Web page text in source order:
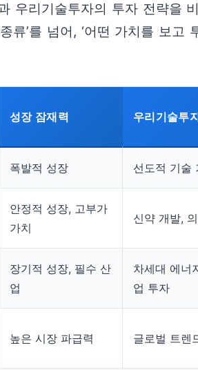
우리기술투자의 투자 전략을
류’를 넘어, ‘어떤 가치를 보고
성장 잠재력 우리기술투
폭발적 성장 선도적 기술
안정적 성장, 고부가
가치
신약 개발,
장기적 성장, 필수 산
업
차세대 에너
업 투자
높은 시장 파급력 글로벌 트렌